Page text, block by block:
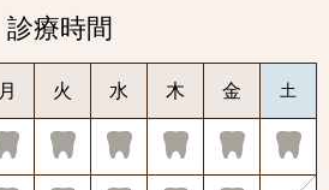
診療時間
月 火 水 木 金 土